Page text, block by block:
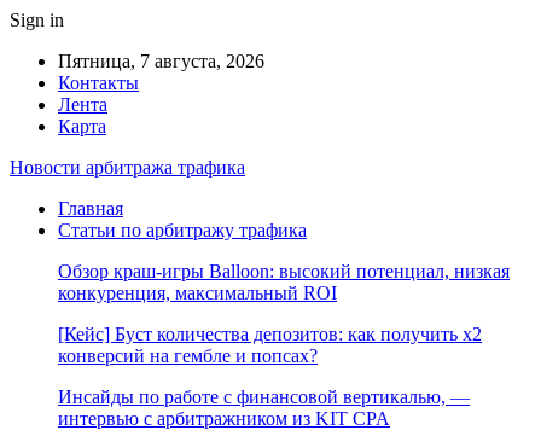
Sign in
Пятница, 7 августа, 2026
Контакты
Лента
Карта
Новости арбитража трафика
Главная
Статьи по арбитражу трафика
Обзор краш-игры Balloon: высокий потенциал, низкая
конкуренция, максимальный ROI
[Кейс] Буст количества депозитов: как получить х2
конверсий на гембле и попсах?
Инсайды по работе с финансовой вертикалью, —
интервью с арбитражником из KIT CPA